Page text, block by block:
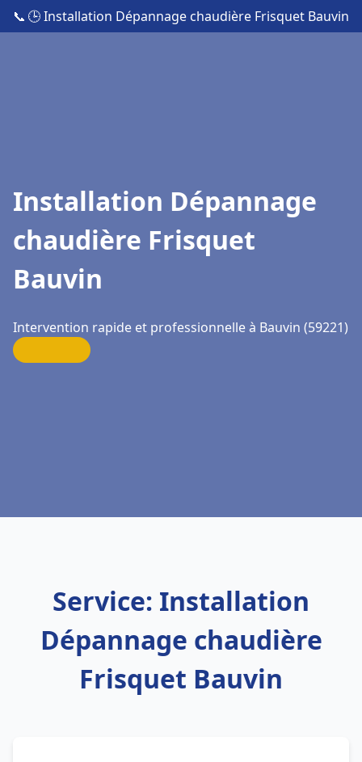
📞 🕒 Installation Dépannage chaudière Frisquet Bauvin
Installation Dépannage
chaudière Frisquet
Bauvin
Intervention rapide et professionnelle à Bauvin (59221)
Service: Installation
Dépannage chaudière
Frisquet Bauvin